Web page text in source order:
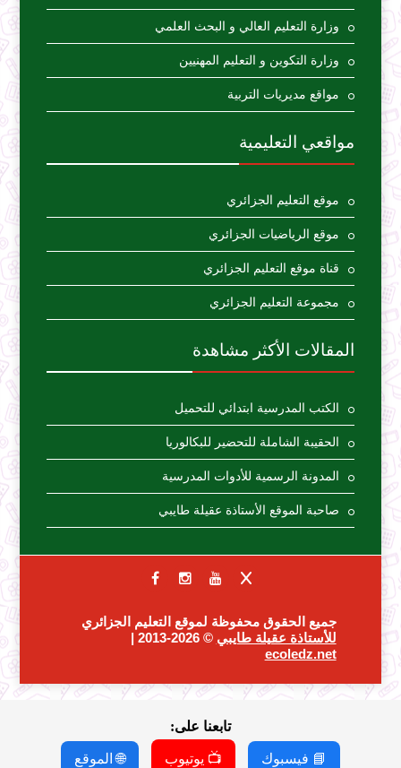
وزارة التعليم العالي و البحث العلمي
وزارة التكوين و التعليم المهنيين
مواقع مديريات التربية
مواقعي التعليمية
موقع التعليم الجزائري
موقع الرياضيات الجزائري
قناة موقع التعليم الجزائري
مجموعة التعليم الجزائري
المقالات الأكثر مشاهدة
الكتب المدرسية ابتدائي للتحميل
الحقيبة الشاملة للتحضير للبكالوريا
المدونة الرسمية للأدوات المدرسية
صاحبة الموقع الأستاذة عقيلة طايبي
جميع الحقوق محفوظة لموقع التعليم الجزائري
للأستاذة عقيلة طايبي © 2026-2013 |
ecoledz.net
تابعنا على:
📘 فيسبوك 📺 يوتيوب 🌐 الموقع